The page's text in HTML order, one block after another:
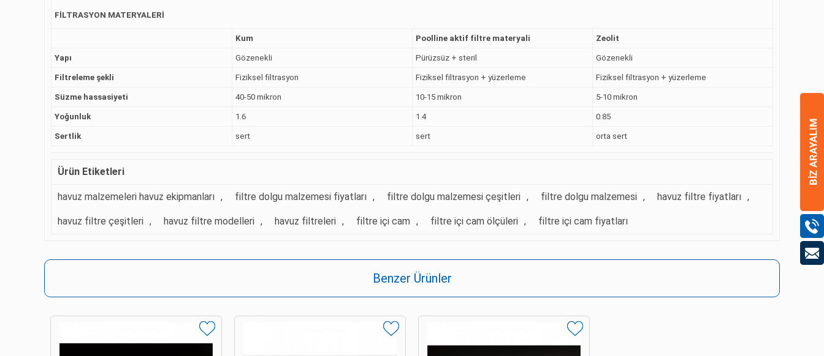
FİLTRASYON MATERYALERİ
Kum Poolline aktif filtre materyali Zeolit
Yapı Gözenekli Pürüzsüz + steril Gözenekli
Filtreleme şekli Fiziksel filtrasyon Fiziksel filtrasyon + yüzerleme Fiziksel filtrasyon + yüzerleme
Süzme hassasiyeti 40-50 mikron 10-15 mikron 5-10 mikron
Yoğunluk 1.6 1.4 0.85
Sertlik sert sert orta sert
Ürün Etiketleri
havuz malzemeleri havuz ekipmanları , filtre dolgu malzemesi fiyatları , filtre dolgu malzemesi çeşitleri , filtre dolgu malzemesi , havuz filtre fiyatları ,
havuz filtre çeşitleri , havuz filtre modelleri , havuz filtreleri , filtre içi cam , filtre içi cam ölçüleri , filtre içi cam fiyatları
Benzer Ürünler